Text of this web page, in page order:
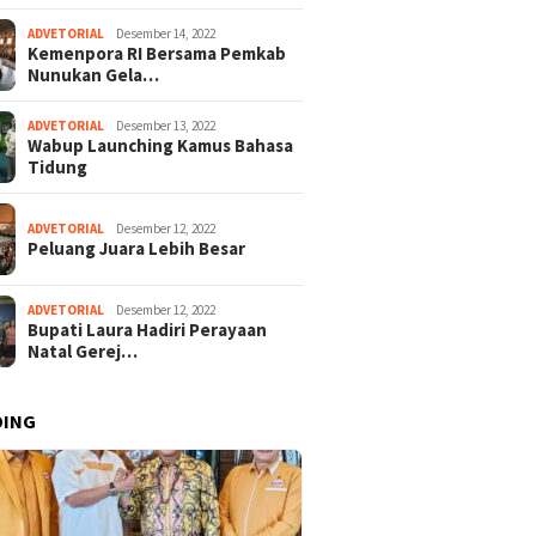
ADVETORIAL Desember 14, 2022
Kemenpora RI Bersama Pemkab
Nunukan Gela…
ADVETORIAL Desember 13, 2022
Wabup Launching Kamus Bahasa
Tidung
ADVETORIAL Desember 12, 2022
Peluang Juara Lebih Besar
ADVETORIAL Desember 12, 2022
Bupati Laura Hadiri Perayaan
Natal Gerej…